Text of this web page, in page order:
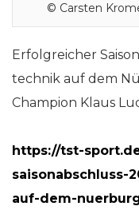
© Carsten
Erfolgreicher
technik auf dem
Champion Klaus
https://tst-
saisonabschluss-
auf-dem-